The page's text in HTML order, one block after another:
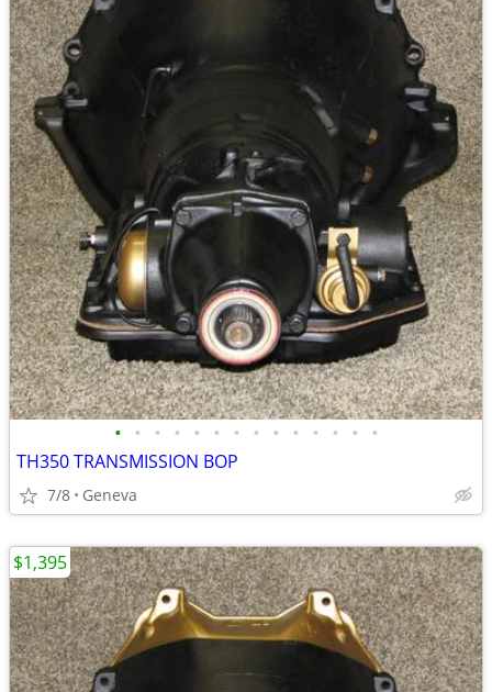
• • • • • • • • • • • • • •
TH350 TRANSMISSION BOP
7/8 Geneva
$1,395